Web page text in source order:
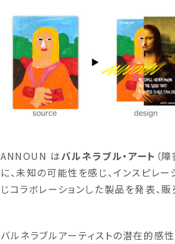
ANNOUN はバルネラブル・アート （
に、未知の可能性を感じ、インスピレ
じコラボレーションした製品を発表、販
バルネラブルアーティストの潜在的感